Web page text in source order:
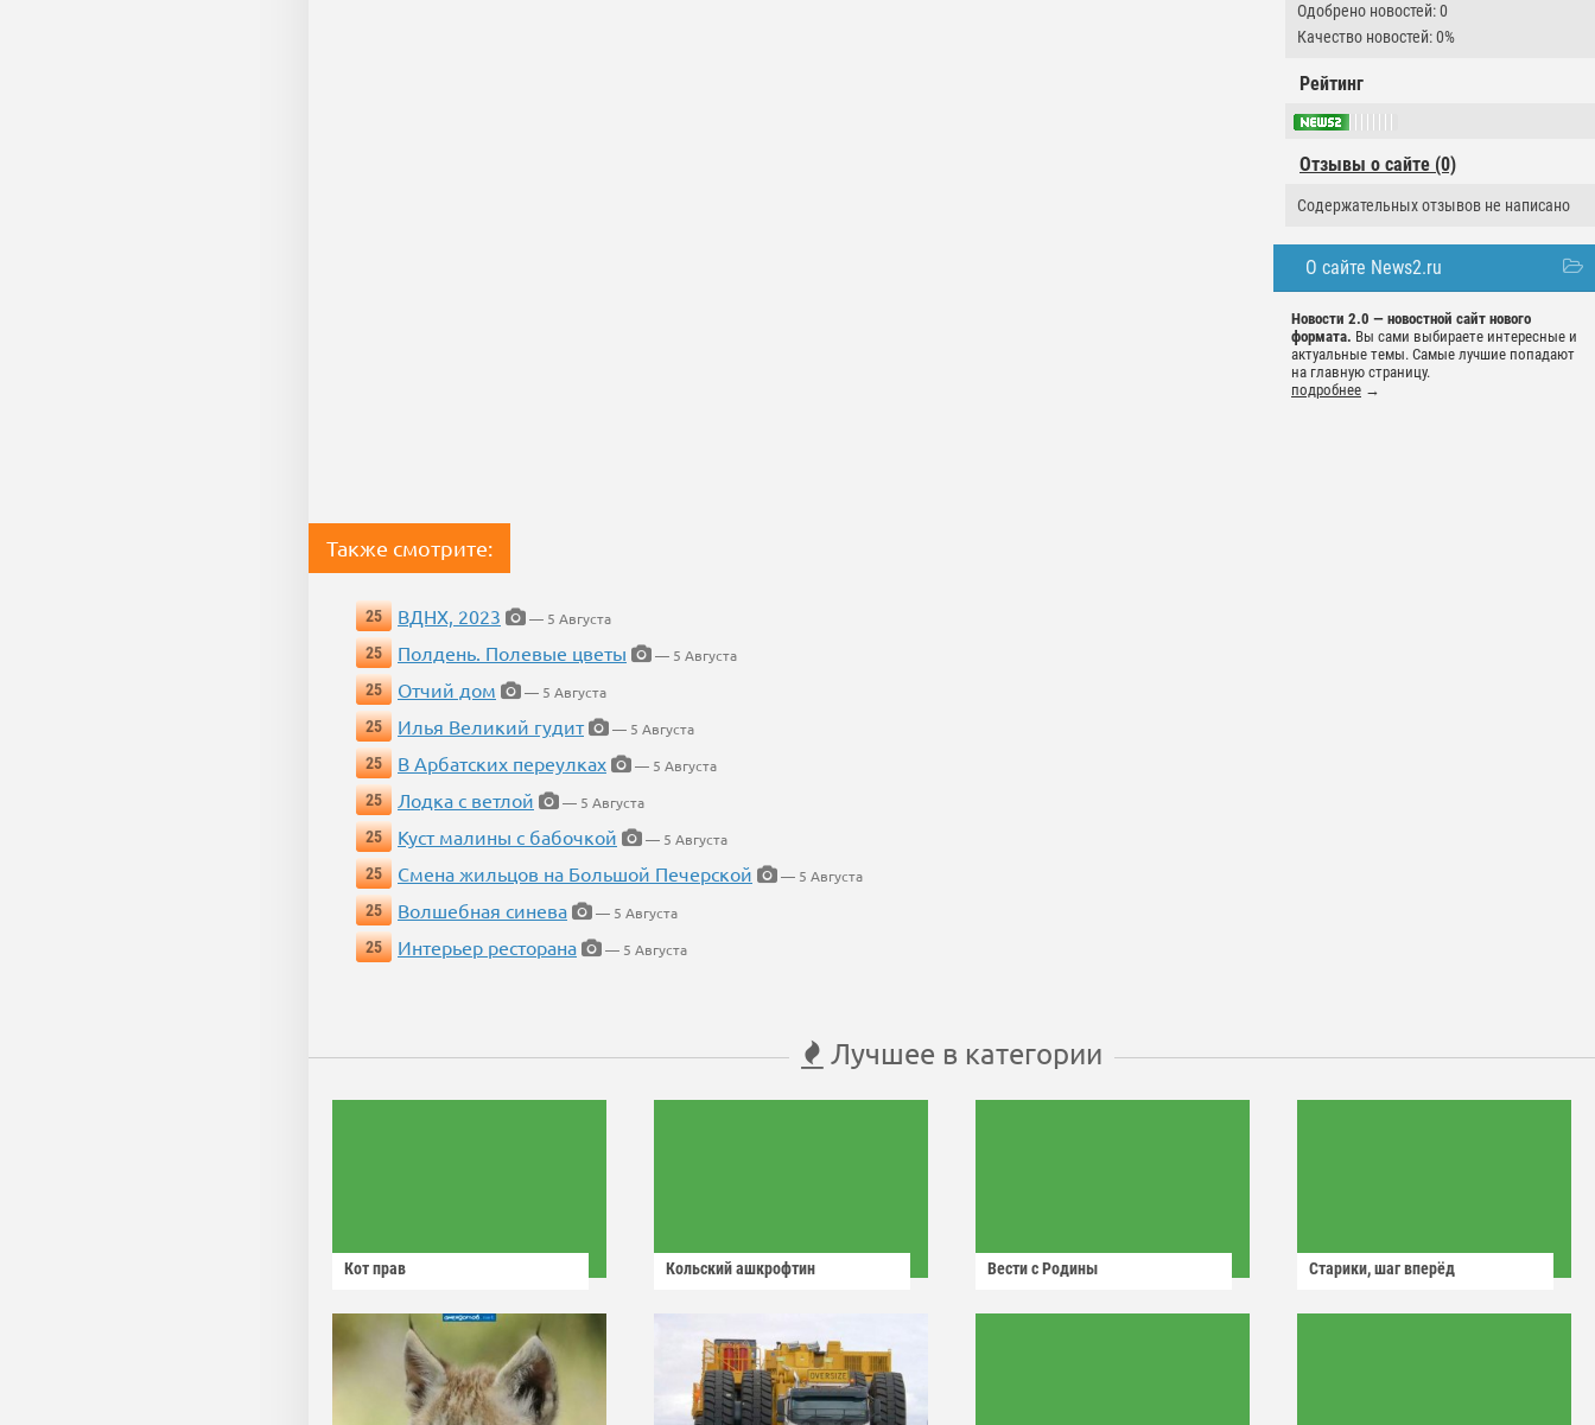
Одобрено новостей: 0
Качество новостей: 0%
Рейтинг
Отзывы о сайте (0)
Содержательных отзывов не написано
О сайте News2.ru
Новости 2.0 — новостной сайт нового
формата. Вы сами выбираете интересные и
актуальные темы. Самые лучшие попадают
на главную страницу.
подробнее →
Также смотрите:
25 ВДНХ, 2023
— 5 Августа
25
Полдень. Полевые цветы
— 5 Августа
25
Отчий дом
— 5 Августа
25
Илья Великий гудит
— 5 Августа
25
В Арбатских переулках
— 5 Августа
25
Лодка с ветлой
— 5 Августа
25
Куст малины с бабочкой
— 5 Августа
25
Смена жильцов на Большой Печерской
— 5 Августа
25
Волшебная синева
— 5 Августа
25
Интерьер ресторана — 5 Августа
Лучшее в категории
Кот прав Кольский ашкрофтин Вести с Родины Старики, шаг вперёд